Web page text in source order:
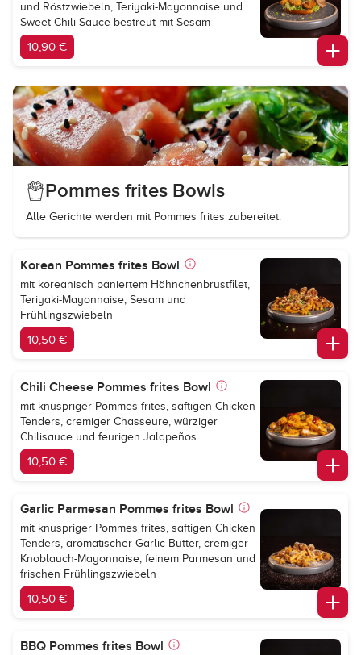
und Röstzwiebeln, Teriyaki-Mayonnaise und
Sweet-Chili-Sauce bestreut mit Sesam
10,90 €
Pommes frites Bowls
Alle Gerichte werden mit Pommes frites zubereitet.
Korean Pommes frites Bowl
mit koreanisch paniertem Hähnchenbrustfilet,
Teriyaki-Mayonnaise, Sesam und
Frühlingszwiebeln
10,50 €
Chili Cheese Pommes frites Bowl
mit knuspriger Pommes frites, saftigen Chicken
Tenders, cremiger Chasseure, würziger
Chilisauce und feurigen Jalapeños
10,50 €
Garlic Parmesan Pommes frites Bowl
mit knuspriger Pommes frites, saftigen Chicken
Tenders, aromatischer Garlic Butter, cremiger
Knoblauch-Mayonnaise, feinem Parmesan und
frischen Frühlingszwiebeln
10,50 €
BBQ Pommes frites Bowl